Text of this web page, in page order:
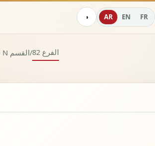
FR
EN
AR
◑
القسم N - أنشطة الخدمات الإدارية وخدمات الدعم/ الفرع 82